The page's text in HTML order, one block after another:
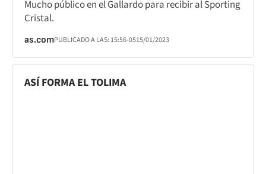
Mucho público en el Gallardo para recibir al Sporting
Cristal.
as.comPUBLICADO A LAS: 15:56-0515/01/2023
ASÍ FORMA EL TOLIMA